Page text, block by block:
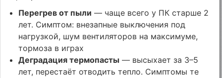
Перегрев от пыли — чаще всего у ПК старше 2
лет. Симптом: внезапные выключения под
нагрузкой, шум вентиляторов на максимуме,
тормоза в играх
Деградация термопасты — высыхает за 3–5
лет, перестаёт отводить тепло. Симптомы те